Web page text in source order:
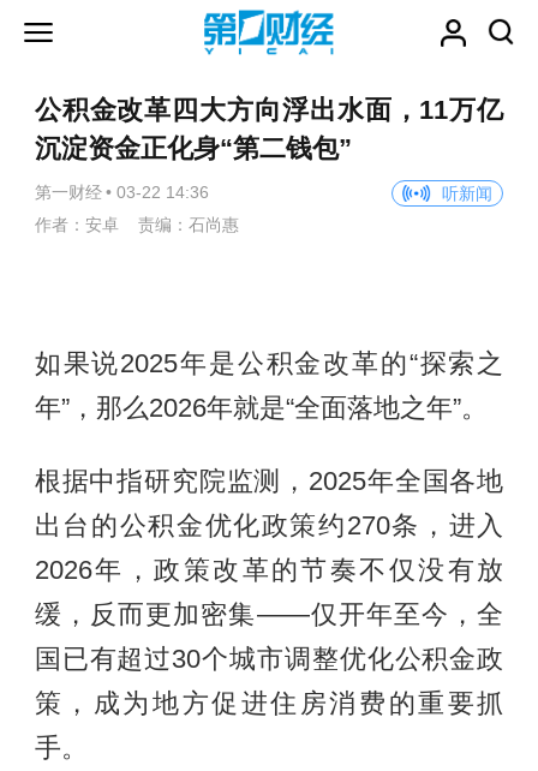
公积金改革四大方向浮出水面，11万亿
沉淀资金正化身“第二钱包”
第一财经 • 03-22 14:36
听新闻
作者：安卓 责编：石尚惠
如果说2025年是公积金改革的“探索之
年”，那么2026年就是“全面落地之年”。
根据中指研究院监测，2025年全国各地
出台的公积金优化政策约270条，进入
2026年，政策改革的节奏不仅没有放
缓，反而更加密集——仅开年至今，全
国已有超过30个城市调整优化公积金政
策，成为地方促进住房消费的重要抓
手。